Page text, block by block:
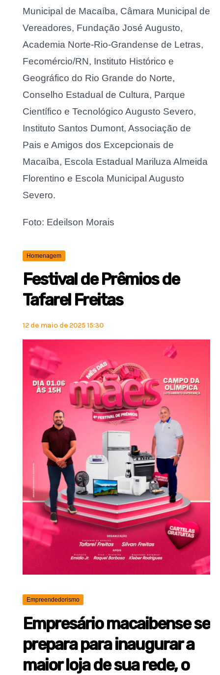
Municipal de Macaíba, Câmara Municipal de
Vereadores, Fundação José Augusto,
Academia Norte-Rio-Grandense de Letras,
Fecomércio/RN, Instituto Histórico e
Geográfico do Rio Grande do Norte,
Conselho Estadual de Cultura, Parque
Científico e Tecnológico Augusto Severo,
Instituto Santos Dumont, Associação de
Pais e Amigos dos Excepcionais de
Macaíba, Escola Estadual Mariluza Almeida
Florentino e Escola Municipal Augusto
Severo.
Foto: Edeilson Morais
Homenagem
Festival de Prêmios de
Tafarel Freitas
12 de maio de 2025 15:30
Empreendedorismo
Empresário macaibense se
prepara para inaugurar a
maior loja de sua rede, o